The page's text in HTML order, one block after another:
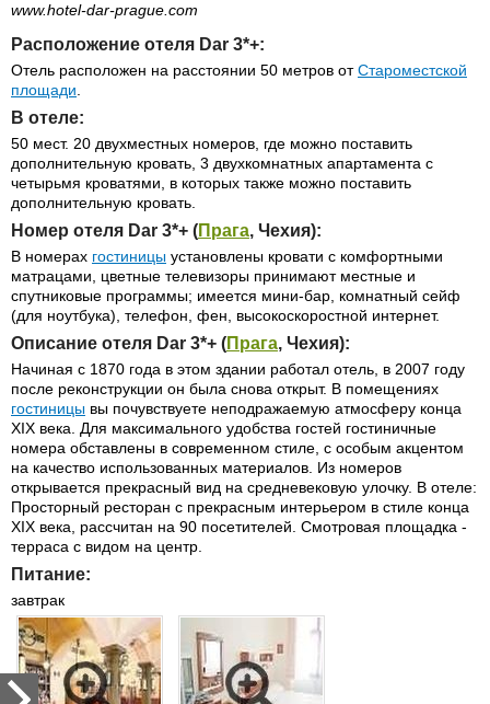
www.hotel-dar-prague.com
Расположение отеля Dar 3*+:
Отель расположен на расстоянии 50 метров отСтароместской
площади
В отеле:
50 мест. 20 двухместных номеров, где можно поставить
дополнительную кровать, 3 двухкомнатных апартамента с
четырьмя кроватями, в которых также можно поставить
дополнительную кровать.
Номер отеля Dar 3*+ (Прага, Чехия):
В номерах гостиницы установлены кровати с комфортными
матрацами, цветные телевизоры принимают местные и
спутниковые программы; имеется мини-бар, комнатный сейф
(для ноутбука), телефон, фен, высокоскоростной интернет.
Описание отеля Dar 3*+ (Прага, Чехия):
Начиная с 1870 года в этом здании работал отель, в 2007 году
после реконструкции он была снова открыт. В помещениях
гостиницы вы почувствуете неподражаемую атмосферу конца
XIX века. Для максимального удобства гостей гостиничные
номера обставлены в современном стиле, с особым акцентом
на качество использованных материалов. Из номеров
открывается прекрасный вид на средневековую улочку. В отеле:
Просторный ресторан с прекрасным интерьером в стиле конца
XIX века, рассчитан на 90 посетителей. Смотровая площадка -
терраса с видом на центр.
Питание:
завтрак